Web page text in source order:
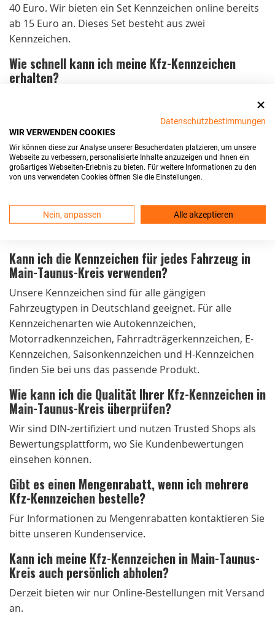
40 Euro. Wir bieten ein Set Kennzeichen online bereits
ab 15 Euro an. Dieses Set besteht aus zwei
Kennzeichen.
Wie schnell kann ich meine Kfz-Kennzeichen
erhalten?
die Kennzeichen noch am selben Tag. Der Versand ist
kostenlos und die Lieferung erfolgt in der Regel
innerhalb von 24 Stunden.
Sind Ihre Kfz-Kennzeichen in Main-Taunus-Kreis
Ja, unsere Kennzeichen sind DIN-zertifiziert und erfüllen
Kann ich die Kennzeichen für jedes Fahrzeug in
Main-Taunus-Kreis verwenden?
Unsere Kennzeichen sind für alle gängigen
Fahrzeugtypen in Deutschland geeignet. Für alle
Kennzeichenarten wie Autokennzeichen,
Motorradkennzeichen, Fahrradträgerkennzeichen, E-
Kennzeichen, Saisonkennzeichen und H-Kennzeichen
finden Sie bei uns das passende Produkt.
Wie kann ich die Qualität Ihrer Kfz-Kennzeichen in
Main-Taunus-Kreis überprüfen?
Wir sind DIN-zertifiziert und nutzen Trusted Shops als
Bewertungsplattform, wo Sie Kundenbewertungen
einsehen können.
Gibt es einen Mengenrabatt, wenn ich mehrere
Kfz-Kennzeichen bestelle?
Für Informationen zu Mengenrabatten kontaktieren Sie
bitte unseren Kundenservice.
Kann ich meine Kfz-Kennzeichen in Main-Taunus-
Kreis auch persönlich abholen?
Derzeit bieten wir nur Online-Bestellungen mit Versand
an.
Datenschutzbestimmungen
WIR VERWENDEN COOKIES
Wir können diese zur Analyse unserer Besucherdaten platzieren, um unsere
Webseite zu verbessern, personalisierte Inhalte anzuzeigen und Ihnen ein
großartiges Webseiten-Erlebnis zu bieten. Für weitere Informationen zu den
von uns verwendeten Cookies öffnen Sie die Einstellungen.
Nein, anpassen Alle akzeptieren